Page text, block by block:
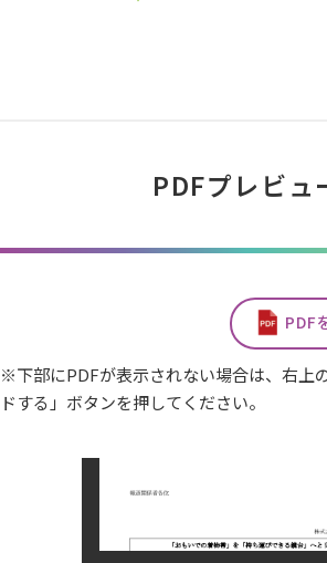
PDFプレビュ
PDF
※下部にPDFが表示されない場合は、右上
ドする」ボタンを押してください。